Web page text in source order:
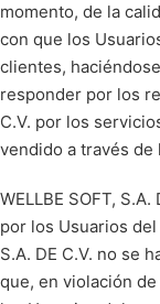
momento, de la
con que los
clientes,
responder por los
C.V. por los
vendido a través de
WELLBE SOFT,
por los Usuarios del
S.A. DE C.V. no se
que, en violación